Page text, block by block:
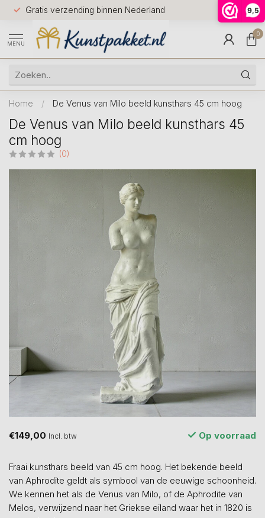
9,5
Gratis verzending binnen Nederland
Voor
huis
9.5
MENU
0
Home / De Venus van Milo beeld kunsthars 45 cm hoog
De Venus van Milo beeld kunsthars 45
cm hoog
(0)
€149,00 Incl. btw Op voorraad
Fraai kunsthars beeld van 45 cm hoog. Het bekende beeld
van Aphrodite geldt als symbool van de eeuwige schoonheid.
We kennen het als de Venus van Milo, of de Aphrodite van
Melos, verwijzend naar het Griekse eiland waar het in 1820 is